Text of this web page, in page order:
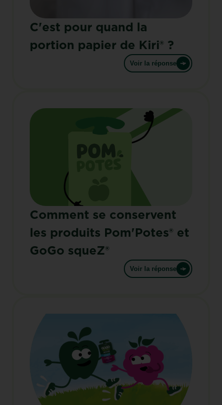
C'est pour quand la
portion papier de Kiri® ?
Voir la réponse
Comment se conservent
les produits Pom'Potes® et
GoGo squeZ®
Voir la réponse